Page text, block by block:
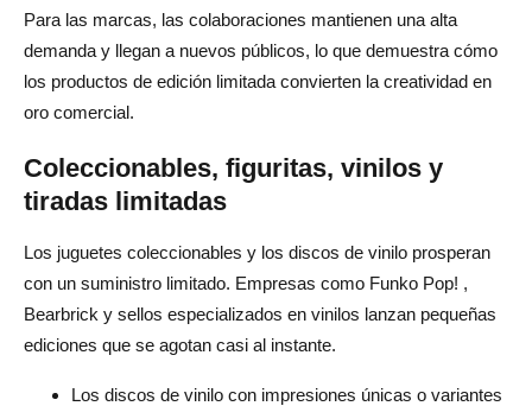
Para las marcas, las colaboraciones mantienen una alta
demanda y llegan a nuevos públicos, lo que demuestra cómo
los productos de edición limitada convierten la creatividad en
oro comercial.
Coleccionables, figuritas, vinilos y
tiradas limitadas
Los juguetes coleccionables y los discos de vinilo prosperan
con un suministro limitado. Empresas como Funko Pop! ,
Bearbrick y sellos especializados en vinilos lanzan pequeñas
ediciones que se agotan casi al instante.
Los discos de vinilo con impresiones únicas o variantes